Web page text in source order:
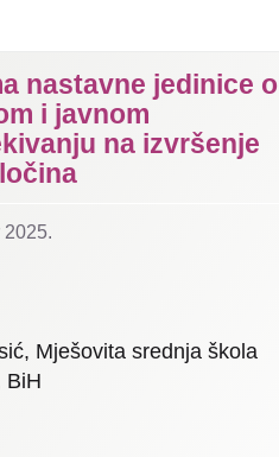
nastavne jedinice o
i javnom
na izvršenje
2025.
Mješovita srednja škola
BiH